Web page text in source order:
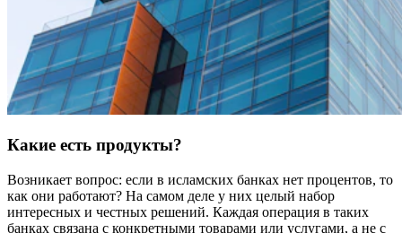
Какие есть продукты?
Возникает вопрос: если в исламских банках нет процентов, то
как они работают? На самом деле у них целый набор
интересных и честных решений. Каждая операция в таких
банках связана с конкретными товарами или услугами, а не с